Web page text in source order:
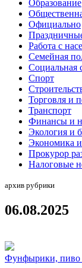
Образование
Официально
Работа с
Семейная
Социальная
Спорт
Торговля и
Транспорт
Финансы и
Экология и
Экономика
Прокурор
Налоговые
архив рубрики
06.08.2025
Фунфырики, пиво